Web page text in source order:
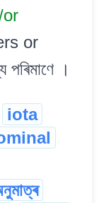
or
or
।
iota